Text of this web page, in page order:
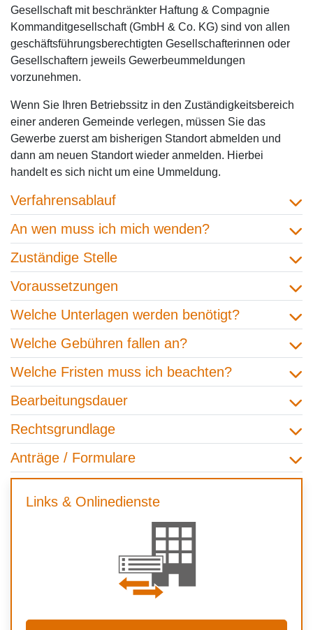
Gesellschaft mit beschränkter Haftung & Compagnie
Kommanditgesellschaft (GmbH & Co. KG) sind von allen
geschäftsführungsberechtigten Gesellschafterinnen oder
Gesellschaftern jeweils Gewerbeummeldungen
vorzunehmen.
Wenn Sie Ihren Betriebssitz in den Zuständigkeitsbereich
einer anderen Gemeinde verlegen, müssen Sie das
Gewerbe zuerst am bisherigen Standort abmelden und
dann am neuen Standort wieder anmelden. Hierbei
handelt es sich nicht um eine Ummeldung.
Verfahrensablauf
An wen muss ich mich wenden?
Zuständige Stelle
Voraussetzungen
Welche Unterlagen werden benötigt?
Welche Gebühren fallen an?
Welche Fristen muss ich beachten?
Bearbeitungsdauer
Rechtsgrundlage
Anträge / Formulare
Links & Onlinedienste